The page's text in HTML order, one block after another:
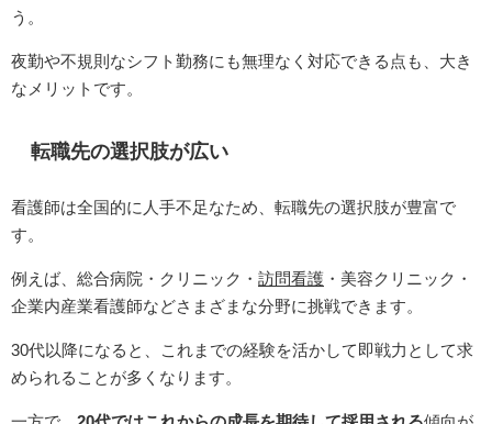
う。
夜勤や不規則なシフト勤務にも無理なく対応できる点も、大き
なメリットです。
転職先の選択肢が広い
看護師は全国的に人手不足なため、転職先の選択肢が豊富で
す。
例えば、総合病院・クリニック・ 訪問看護 ・美容クリニック・
企業内産業看護師などさまざまな分野に挑戦できます。
30代以降になると、これまでの経験を活かして即戦力として求
められることが多くなります。